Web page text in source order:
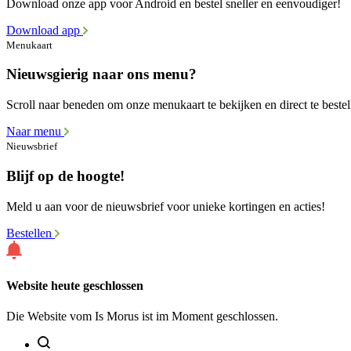
Download onze app voor Android en bestel sneller en eenvoudiger!
Download app
Menukaart
Nieuwsgierig naar ons menu?
Scroll naar beneden om onze menukaart te bekijken en direct te
Naar menu
Nieuwsbrief
Blijf op de hoogte!
Meld u aan voor de nieuwsbrief voor unieke kortingen en acties!
Bestellen
Website heute geschlossen
Die Website vom Is Morus ist im Moment geschlossen.